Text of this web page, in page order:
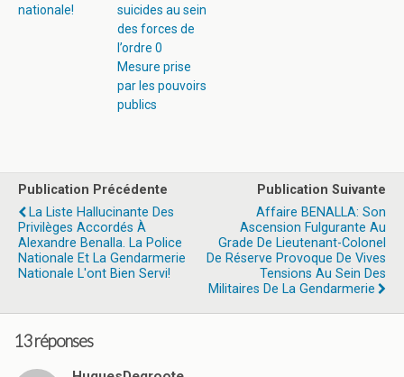
nationale!
suicides au sein
des forces de
l’ordre 0
Mesure prise
par les pouvoirs
publics
Publication Précédente
La Liste Hallucinante Des
Privilèges Accordés À
Alexandre Benalla. La Police
Nationale Et La Gendarmerie
Nationale L'ont Bien Servi!
Publication Suivante
Affaire BENALLA: Son
Ascension Fulgurante Au
Grade De Lieutenant-Colonel
De Réserve Provoque De Vives
Tensions Au Sein Des
Militaires De La Gendarmerie
13 réponses